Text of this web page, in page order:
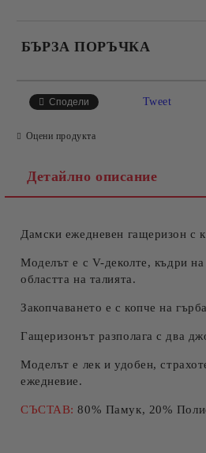
БЪРЗА ПОРЪЧКА
Съгласен съм сПолитиката
Ние ще се свържем с вас в рамките на
Сподели Tweet
Оцени продукта
Детайлно описание
Дамски ежедневен гащеризон с
Моделът е с V-деколте, къдри
областта на талията.
Закопчаването е с копче на
Гащеризонът разполага с два
Моделът е лек и удобен,
ежедневие.
СЪСТАВ: 80% Памук, 20%